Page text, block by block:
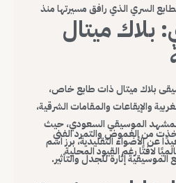
السري الذي رافق مسيرتها منذ
بلاك ميتال
بلاك ميتال ذات طابع خاص،
والإيقاعات والمقامات الشرقية،
الموسيقي السعودي، حيث
عن الأضواء التقليدية، برز اسم
إثارة للجدل والتأثير.
من الغموض والتمرد الفني
لافتًا رغم القيود المحلية